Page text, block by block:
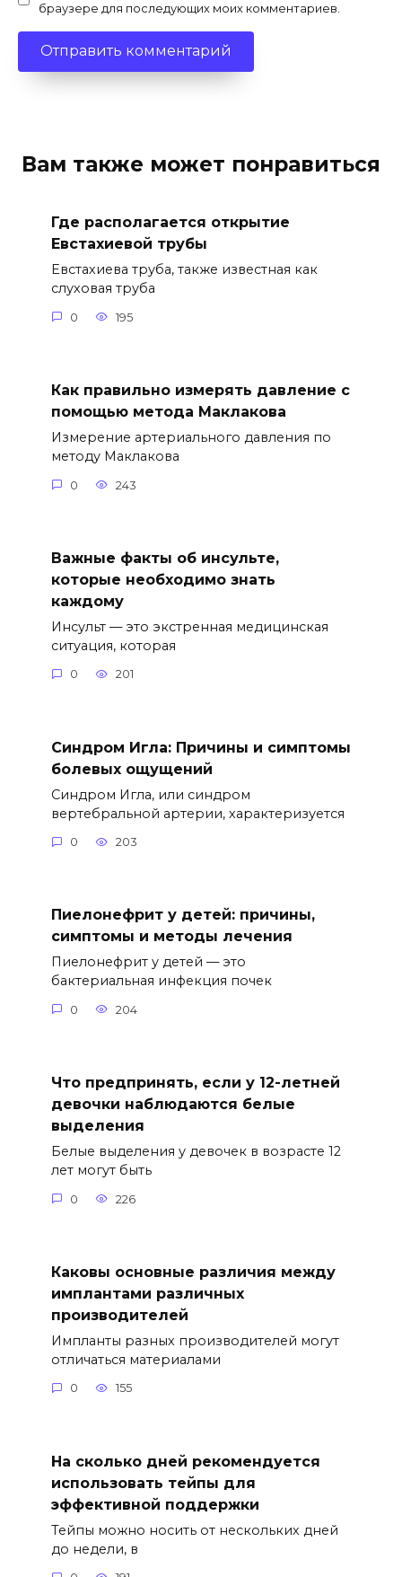
браузере для последующих моих комментариев.
Вам также может понравиться
Где располагается открытие
Евстахиевой трубы
Евстахиева труба, также известная как
слуховая труба
0 195
Как правильно измерять давление с
помощью метода Маклакова
Измерение артериального давления по
методу Маклакова
0 243
Важные факты об инсульте,
которые необходимо знать
каждому
Инсульт — это экстренная медицинская
ситуация, которая
0 201
Синдром Игла: Причины и симптомы
болевых ощущений
Синдром Игла, или синдром
вертебральной артерии, характеризуется
0 203
Пиелонефрит у детей: причины,
симптомы и методы лечения
Пиелонефрит у детей — это
бактериальная инфекция почек
0 204
Что предпринять, если у 12-летней
девочки наблюдаются белые
выделения
Белые выделения у девочек в возрасте 12
лет могут быть
0 226
Каковы основные различия между
имплантами различных
производителей
Импланты разных производителей могут
отличаться материалами
0 155
На сколько дней рекомендуется
использовать тейпы для
эффективной поддержки
Тейпы можно носить от нескольких дней
до недели, в